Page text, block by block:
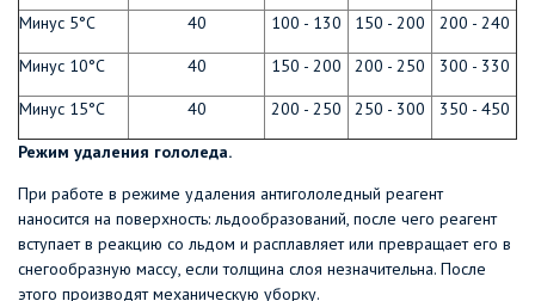
Минус 5°С
40 100 - 130 150 - 200
200 - 240
Минус 10°С
40 150 - 200 200 - 250
300 - 330
Минус 15°С
40 200 - 250 250 - 300
350 - 450
Режим удаления гололеда.
При работе в режиме удаления антигололедный реагент
наносится на поверхность: льдообразований, после чего реагент
вступает в реакцию со льдом и расплавляет или превращает его в
снегообразную массу, если толщина слоя незначительна. После
этого производят механическую уборку.